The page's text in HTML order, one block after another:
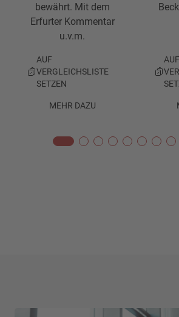
bewährt. Mit dem
Erfurter Kommentar
u.v.m.
AUF
VERGLEICHSLISTE
SETZEN
MEHR DAZU
AUF